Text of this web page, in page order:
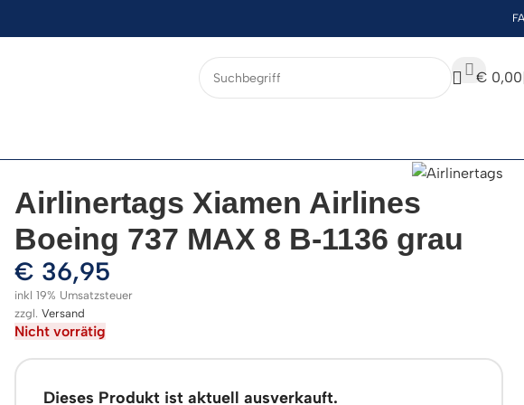
€ 0,00
Airlinertags Xiamen Airlines
Boeing 737 MAX 8 B-1136 grau
€ 36,95
inkl 19% Umsatzsteuer
zzgl. Versand
Nicht vorrätig
Dieses Produkt ist aktuell ausverkauft.